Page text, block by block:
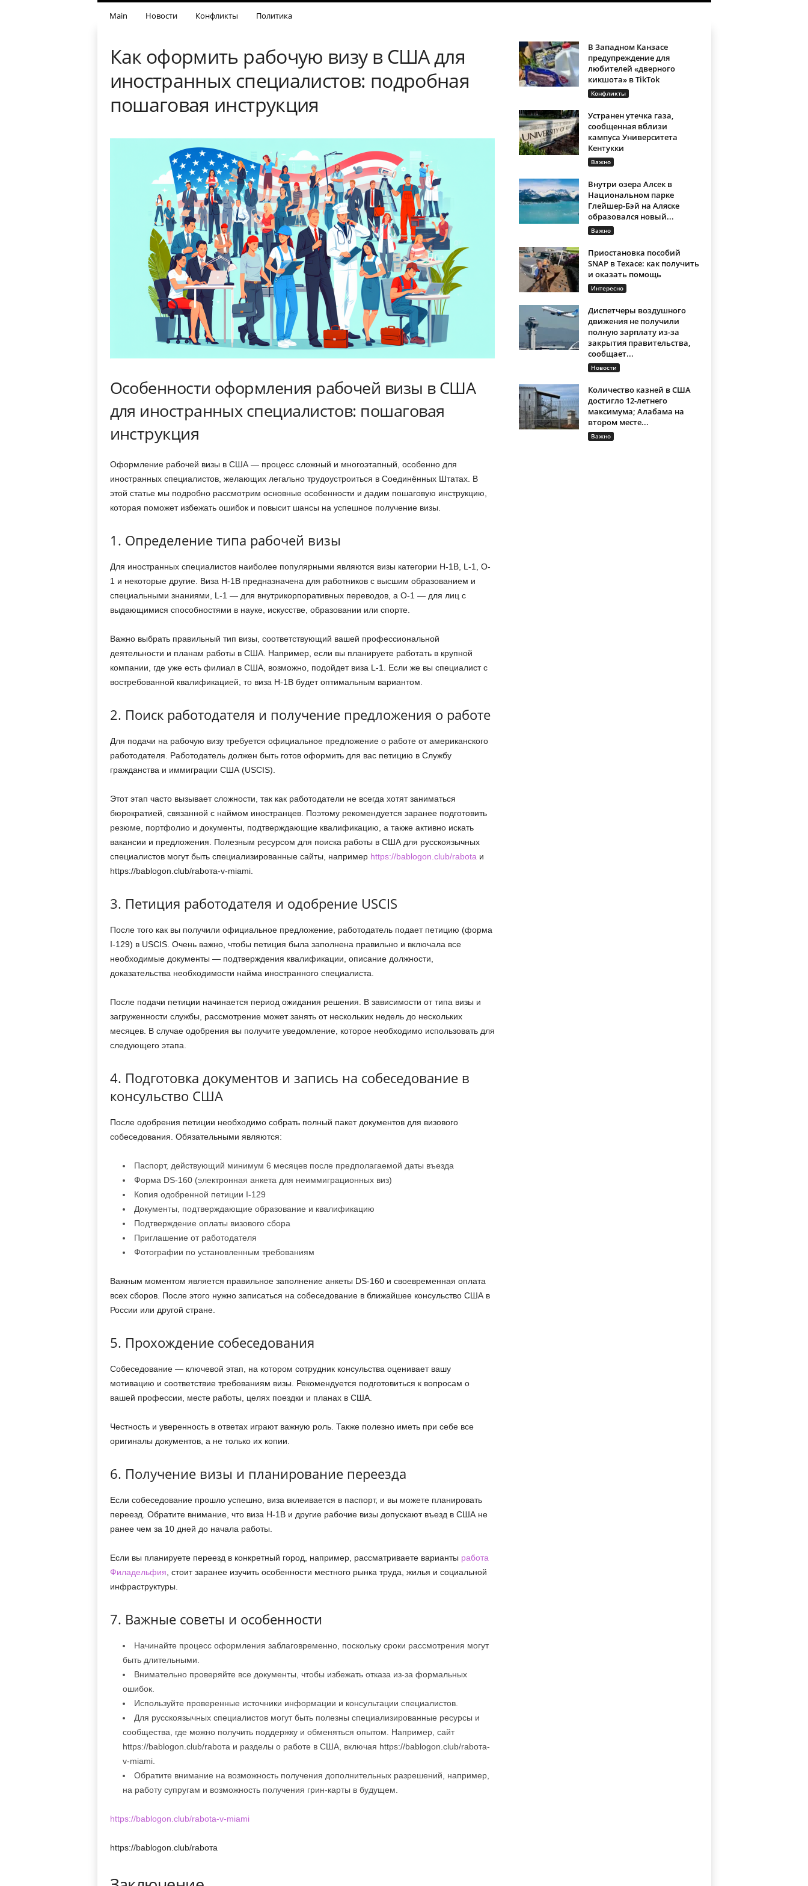
Main Новости Конфликты Политика
Как оформить рабочую визу в США для
иностранных специалистов: подробная
пошаговая инструкция
Особенности оформления рабочей визы в США
для иностранных специалистов: пошаговая
инструкция
Оформление рабочей визы в США — процесс сложный и многоэтапный, особенно для
иностранных специалистов, желающих легально трудоустроиться в Соединённых Штатах. В
этой статье мы подробно рассмотрим основные особенности и дадим пошаговую инструкцию,
которая поможет избежать ошибок и повысит шансы на успешное получение визы.
1. Определение типа рабочей визы
Для иностранных специалистов наиболее популярными являются визы категории H-1B, L-1, O-
1 и некоторые другие. Виза H-1B предназначена для работников с высшим образованием и
специальными знаниями, L-1 — для внутрикорпоративных переводов, а O-1 — для лиц с
выдающимися способностями в науке, искусстве, образовании или спорте.
Важно выбрать правильный тип визы, соответствующий вашей профессиональной
деятельности и планам работы в США. Например, если вы планируете работать в крупной
компании, где уже есть филиал в США, возможно, подойдет виза L-1. Если же вы специалист с
востребованной квалификацией, то виза H-1B будет оптимальным вариантом.
2. Поиск работодателя и получение предложения о работе
Для подачи на рабочую визу требуется официальное предложение о работе от американского
работодателя. Работодатель должен быть готов оформить для вас петицию в Службу
гражданства и иммиграции США (USCIS).
Этот этап часто вызывает сложности, так как работодатели не всегда хотят заниматься
бюрократией, связанной с наймом иностранцев. Поэтому рекомендуется заранее подготовить
резюме, портфолио и документы, подтверждающие квалификацию, а также активно искать
вакансии и предложения. Полезным ресурсом для поиска работы в США для русскоязычных
специалистов могут быть специализированные сайты, например https://bablogon.club/rabota и
https://bablogon.club/rabота-v-miami.
3. Петиция работодателя и одобрение USCIS
После того как вы получили официальное предложение, работодатель подает петицию (форма
I-129) в USCIS. Очень важно, чтобы петиция была заполнена правильно и включала все
необходимые документы — подтверждения квалификации, описание должности,
доказательства необходимости найма иностранного специалиста.
После подачи петиции начинается период ожидания решения. В зависимости от типа визы и
загруженности службы, рассмотрение может занять от нескольких недель до нескольких
месяцев. В случае одобрения вы получите уведомление, которое необходимо использовать для
следующего этапа.
4. Подготовка документов и запись на собеседование в
консульство США
После одобрения петиции необходимо собрать полный пакет документов для визового
собеседования. Обязательными являются:
Паспорт, действующий минимум 6 месяцев после предполагаемой даты въезда
Форма DS-160 (электронная анкета для неиммиграционных виз)
Копия одобренной петиции I-129
Документы, подтверждающие образование и квалификацию
Подтверждение оплаты визового сбора
Приглашение от работодателя
Фотографии по установленным требованиям
Важным моментом является правильное заполнение анкеты DS-160 и своевременная оплата
всех сборов. После этого нужно записаться на собеседование в ближайшее консульство США в
России или другой стране.
5. Прохождение собеседования
Собеседование — ключевой этап, на котором сотрудник консульства оценивает вашу
мотивацию и соответствие требованиям визы. Рекомендуется подготовиться к вопросам о
вашей профессии, месте работы, целях поездки и планах в США.
Честность и уверенность в ответах играют важную роль. Также полезно иметь при себе все
оригиналы документов, а не только их копии.
6. Получение визы и планирование переезда
Если собеседование прошло успешно, виза вклеивается в паспорт, и вы можете планировать
переезд. Обратите внимание, что виза H-1B и другие рабочие визы допускают въезд в США не
ранее чем за 10 дней до начала работы.
Если вы планируете переезд в конкретный город, например, рассматриваете варианты работа
Филадельфия , стоит заранее изучить особенности местного рынка труда, жилья и социальной
инфраструктуры.
7. Важные советы и особенности
Начинайте процесс оформления заблаговременно, поскольку сроки рассмотрения могут
быть длительными.
Внимательно проверяйте все документы, чтобы избежать отказа из-за формальных
ошибок.
Используйте проверенные источники информации и консультации специалистов.
Для русскоязычных специалистов могут быть полезны специализированные ресурсы и
сообщества, где можно получить поддержку и обменяться опытом. Например, сайт
https://bablogon.club/rabота и разделы о работе в США, включая https://bablogon.club/rabота-
v-miami.
Обратите внимание на возможность получения дополнительных разрешений, например,
на работу супругам и возможность получения грин-карты в будущем.
https://bablogon.club/rabota-v-miami
https://bablogon.club/rabота
В Западном Канзасе
предупреждение для
любителей «дверного
кикшота» в TikTok
Конфликты
Устранен утечка газа,
сообщенная вблизи
кампуса Университета
Кентукки
Важно
Внутри озера Алсек в
Национальном парке
Глейшер-Бэй на Аляске
образовался новый...
Важно
Приостановка пособий
SNAP в Техасе: как получить
и оказать помощь
Интересно
Диспетчеры воздушного
движения не получили
полную зарплату из-за
закрытия правительства,
сообщает...
Новости
Количество казней в США
достигло 12-летнего
максимума; Алабама на
втором месте...
Важно